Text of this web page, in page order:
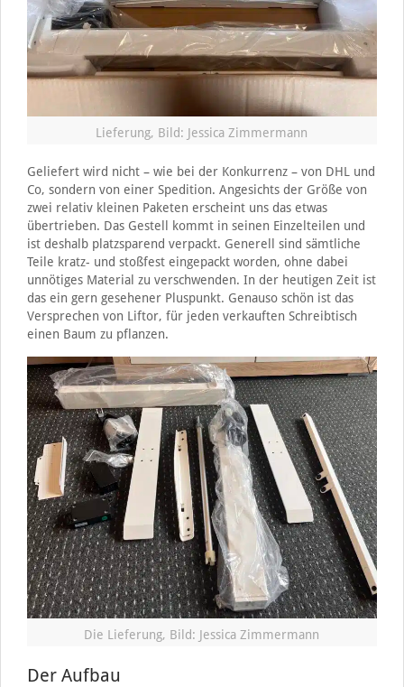
Lieferung, Bild: Jessica Zimmermann
Geliefert wird nicht – wie bei der Konkurrenz – von DHL und
Co, sondern von einer Spedition. Angesichts der Größe von
zwei relativ kleinen Paketen erscheint uns das etwas
übertrieben. Das Gestell kommt in seinen Einzelteilen und
ist deshalb platzsparend verpackt. Generell sind sämtliche
Teile kratz- und stoßfest eingepackt worden, ohne dabei
unnötiges Material zu verschwenden. In der heutigen Zeit ist
das ein gern gesehener Pluspunkt. Genauso schön ist das
Versprechen von Liftor, für jeden verkauften Schreibtisch
einen Baum zu pflanzen.
Die Lieferung, Bild: Jessica Zimmermann
Der Aufbau